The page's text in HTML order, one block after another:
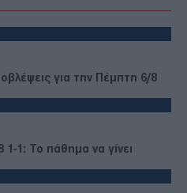
για την Πέμπτη 6/8
1: Το πάθημα να γίνει